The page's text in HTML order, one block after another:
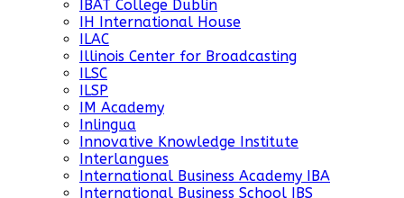
IBAT College Dublin
IH International House
ILAC
Illinois Center for Broadcasting
ILSC
ILSP
IM Academy
Inlingua
Innovative Knowledge Institute
Interlangues
International Business Academy IBA
International Business School IBS